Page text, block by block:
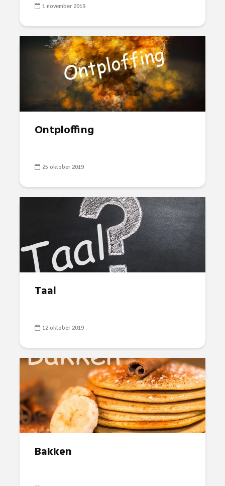
1 november 2019
Ontploffing
25 oktober 2019
Taal
12 oktober 2019
Bakken